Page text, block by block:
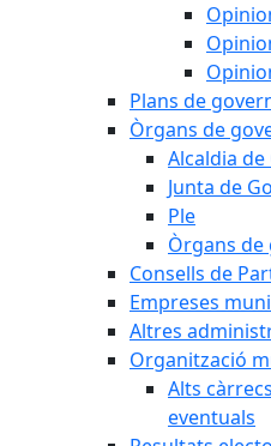
Plans de
Òrgans de
Alcaldia de
Junta de
Ple
Òrgans
Consells de
Empreses
Altres
Organització
Alts
eventuals